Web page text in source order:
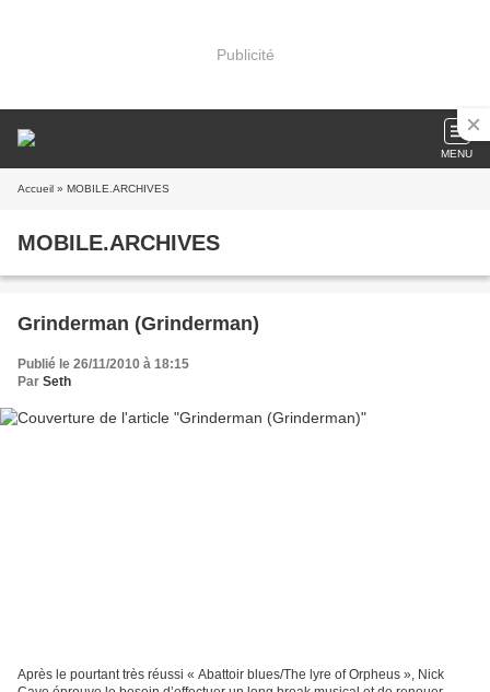
Publicité
MENU
Accueil » MOBILE.ARCHIVES
MOBILE.ARCHIVES
Grinderman (Grinderman)
Publié le 26/11/2010 à 18:15
Par Seth
Après le pourtant très réussi « Abattoir blues/The lyre of Orpheus », Nick